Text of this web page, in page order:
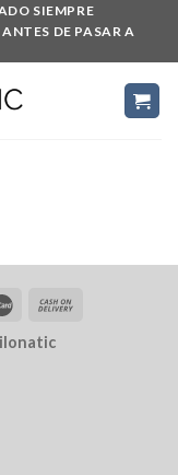
SIEMPRE
DE PASAR A